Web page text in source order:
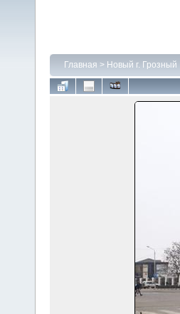
Главная > Новый г. Грозный